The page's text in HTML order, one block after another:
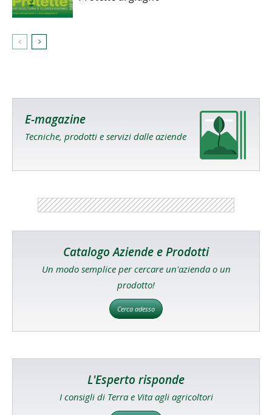
E-magazine
Tecniche, prodotti e servizi dalle aziende
Catalogo Aziende e Prodotti
Un modo semplice per cercare un'azienda o un
prodotto!
Cerca adesso
L'Esperto risponde
I consigli di Terra e Vita agli agricoltori